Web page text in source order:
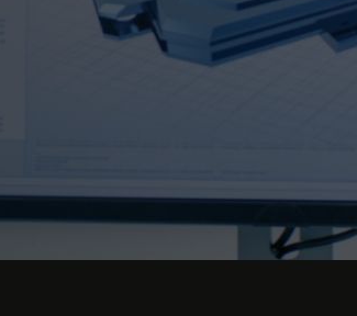
Они
чтобы
работал.